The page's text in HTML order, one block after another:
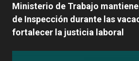
Ministerio de Trabajo
de Inspección durante las
fortalecer la justicia laboral